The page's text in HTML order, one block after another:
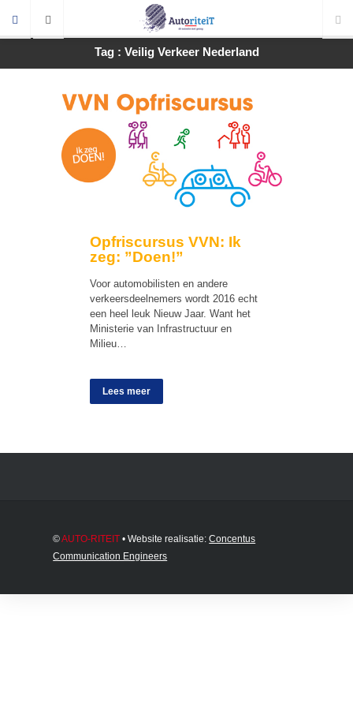
Tag : Veilig Verkeer Nederland
Opfriscursus VVN: Ik
zeg: ”Doen!”
Voor automobilisten en andere
verkeersdeelnemers wordt 2016 echt
een heel leuk Nieuw Jaar. Want het
Ministerie van Infrastructuur en
Milieu…
Lees meer
©AUTO-RITEIT • Website realisatie:Concentus
Communication Engineers